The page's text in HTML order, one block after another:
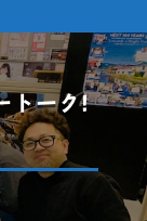
トーク!